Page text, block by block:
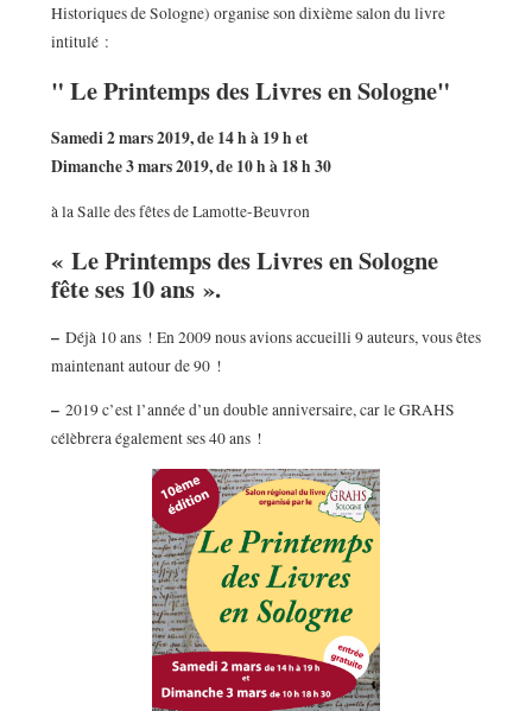
Historiques de Sologne) organise son dixième salon du livre
intitulé :
" Le Printemps des Livres en Sologne"
Samedi 2 mars 2019, de 14 h à 19 h et
Dimanche 3 mars 2019, de 10 h à 18 h 30
à la Salle des fêtes de Lamotte-Beuvron
« Le Printemps des Livres en Sologne
fête ses 10 ans ».
–Déjà 10 ans ! En 2009 nous avions accueilli 9 auteurs, vous êtes
maintenant autour de 90 !
–2019 c’est l’année d’un double anniversaire, car le GRAHS
célèbrera également ses 40 ans !